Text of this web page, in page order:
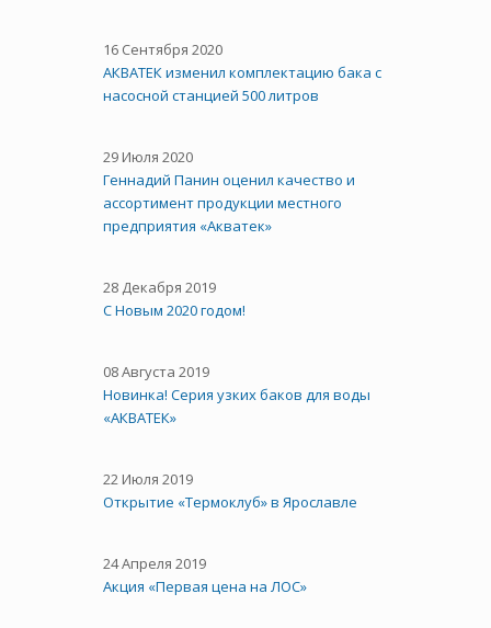
16 Сентября 2020
АКВАТЕК изменил комплектацию бака с
насосной станцией 500 литров
29 Июля 2020
Геннадий Панин оценил качество и
ассортимент продукции местного
предприятия «Акватек»
28 Декабря 2019
С Новым 2020 годом!
08 Августа 2019
Новинка! Серия узких баков для воды
«АКВАТЕК»
22 Июля 2019
Открытие «Термоклуб» в Ярославле
24 Апреля 2019
Акция «Первая цена на ЛОС»